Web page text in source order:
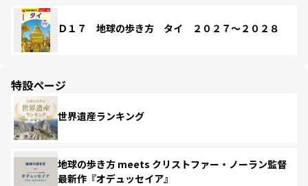
Ｄ１７ 地球の歩き方 タイ ２０２７～２０２８
特設ページ
世界遺産ランキング
地球の歩き方 meets クリストファー・ノーラン監督
最新作『オデュッセイア』